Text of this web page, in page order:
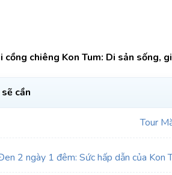
cồng chiêng Kon Tum: Di sản sống,
cần
Tour
2 ngày 1 đêm: Sức hấp dẫn của Kon